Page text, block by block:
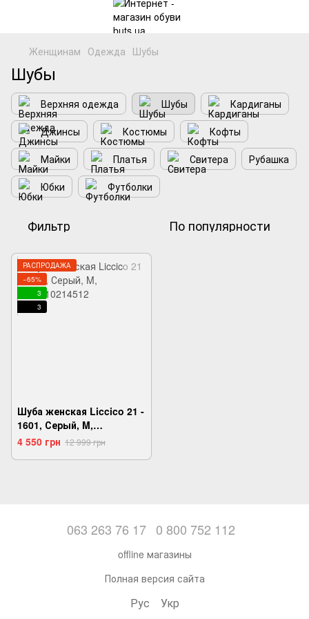
Женщинам Одежда Шубы
Шубы
Верхняя одежда Шубы
Кардиганы
Джинсы
Костюмы
Кофты
Майки
Платья Свитера
Рубашка
Юбки
Футболки
Фильтр По популярности
РАСПРОДАЖА
−65%
3
3
Шуба женская Liccico 21 -
1601, Серый, M,
2973310214512
4 550 грн 12 999 грн
063 263 76 17 0 800 752 112
offline магазины
Полная версия сайта
Рус Укр